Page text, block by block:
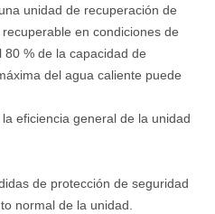
unidad de recuperación de
en condiciones de
% de la capacidad de
del agua caliente puede
eficiencia general de la unidad
de protección de seguridad
normal de la unidad.